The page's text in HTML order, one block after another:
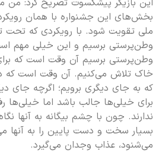
بخش‌های این جشنواره با همان
ملی تقویت شود. با رویکردی که تحت
وطن‌پرستی برسیم و این خیلی مهم
وطن‌پرستی برسیم آن وقت است که
خاک تلاش می‌کنیم. آن وقت است که
که به جای دیگری برویم؛ اگرچه جای
برای خیلی‌ها جالب باشد اما خیلی‌ها
ندارند. چون با چشم بیگانه به آنها
بسیار سخت و دست پایین را به آنها
می‌شنود، عذاب وجدان می‌گیرد.